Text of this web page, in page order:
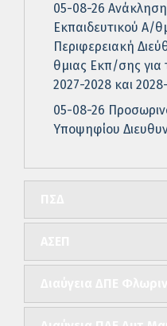
05-08-26
Εκπαιδευτικού Α/
Περιφερειακή
θμιας Εκπ/σης για
2027-2028 και
05-08-26
Υποψηφίου